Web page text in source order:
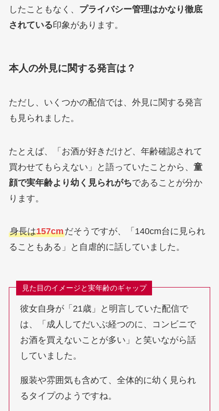
したこともなく、 プライバシー管理はかなり徹底
されている印象があります。
本人の外見に関する発言は？
ただし、いくつかの配信では、外見に関する発言
も見られました。
たとえば、「お酒が好きだけど、年齢確認されて
買わせてもらえない」と語っていたことから、 童
顔で実年齢より幼く見られがちであることが分か
ります。
身長は157cmだそうですが、「140cm台に見られ
ることもある」と自虐的に話していました。
見た目のイメージと実年齢のギャップ
彼女自身が「21歳」と明言していた配信で
は、「成人してだいぶ経つのに、コンビニで
お酒を買えないことが多い」と笑いながら話
していました。
服装や雰囲気も含めて、全体的に幼く見られ
るタイプのようですね。